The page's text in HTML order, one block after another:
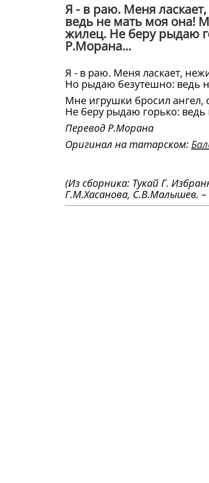
Я - в раю. Меня
ведь не мать моя она!
жилец. Не беру рыдаю
Р.Морана...
Я - в раю. Меня ласкает,
Но рыдаю безутешно: ведь
Мне игрушки бросил ангел,
Не беру рыдаю горько:
Перевод Р.Морана
Оригинал на татарском:
(Из сборника: Тукай Г.
Г.М.Хасанова, С.В.Малышев. –